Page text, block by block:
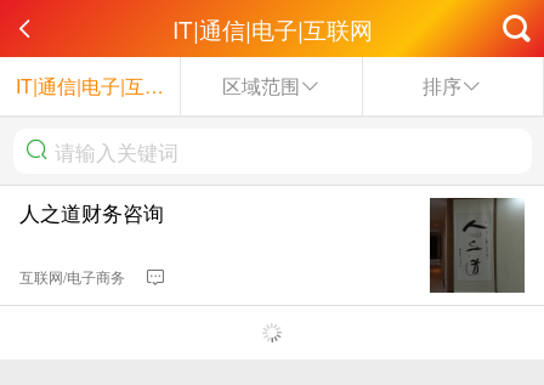
IT|通信|电子|互联网
IT|通信|电子|互联网 区域范围 排序
人之道财务咨询
互联网/电子商务